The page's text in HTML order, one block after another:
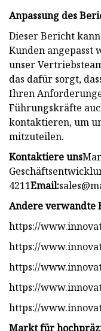
Anpassung des
Dieser Bericht
Kunden angepasst
unser
das dafür sorgt,
Ihren
Führungskräfte
kontaktieren, um
mitzuteilen.
Kontaktiere uns
4211Email:
Andere verwandte
https://
https://
https://
https://
https://
Markt für